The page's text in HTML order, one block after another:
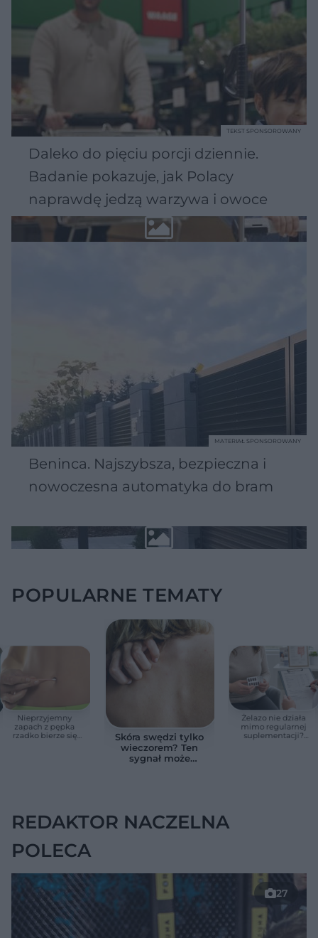
Daleko do pięciu porcji dziennie.
Badanie pokazuje, jak Polacy
naprawdę jedzą warzywa i owoce
TEKST SPONSOROWANY
Beninca. Najszybsza, bezpieczna i
nowoczesna automatyka do bram
MATERIAŁ SPONSOROWANY
POPULARNE TEMATY
Nieprzyjemny
zapach z pępka
rzadko bierze się
Skóra swędzi tylko
wieczorem? Ten
sygnał może
Żelazo nie działa
mimo regularnej
suplementacji?
REDAKTOR NACZELNA
POLECA
27